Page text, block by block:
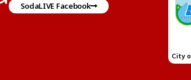
SodaLIVE Facebook